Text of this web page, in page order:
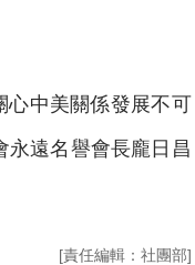
中美關係發展不可
永遠名譽會長龐日昌
[責任編輯：社團部]